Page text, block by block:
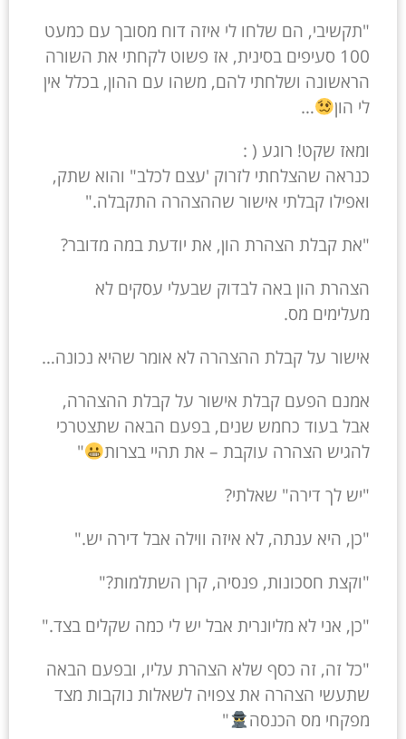
"תקשיבי, הם שלחו לי איזה דוח מסובך עם כמעט
100 סעיפים בסינית, אז פשוט לקחתי את השורה
הראשונה ושלחתי להם, משהו עם ההון, בכלל אין
לי הון
…
ומאז שקט! רוגע ( :
כנראה שהצלחתי לזרוק 'עצם לכלב" והוא שתק,
ואפילו קבלתי אישור שההצהרה התקבלה."
"את קבלת הצהרת הון, את יודעת במה מדובר?
הצהרת הון באה לבדוק שבעלי עסקים לא
מעלימים מס.
אישור על קבלת ההצהרה לא אומר שהיא נכונה…
אמנם הפעם קבלת אישור על קבלת ההצהרה,
אבל בעוד כחמש שנים, בפעם הבאה שתצטרכי
להגיש הצהרה עוקבת – את תהיי בצרות
"
"יש לך דירה" שאלתי?
"כן, היא ענתה, לא איזה ווילה אבל דירה יש."
"וקצת חסכונות, פנסיה, קרן השתלמות?"
"כן, אני לא מליונרית אבל יש לי כמה שקלים בצד."
"כל זה, זה כסף שלא הצהרת עליו, ובפעם הבאה
שתעשי הצהרה את צפויה לשאלות נוקבות מצד
מפקחי מס הכנסה
"